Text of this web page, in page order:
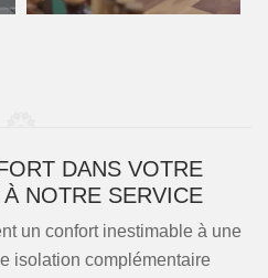
DANS VOTRE
NOTRE SERVICE
un confort inestimable à une
isolation complémentaire